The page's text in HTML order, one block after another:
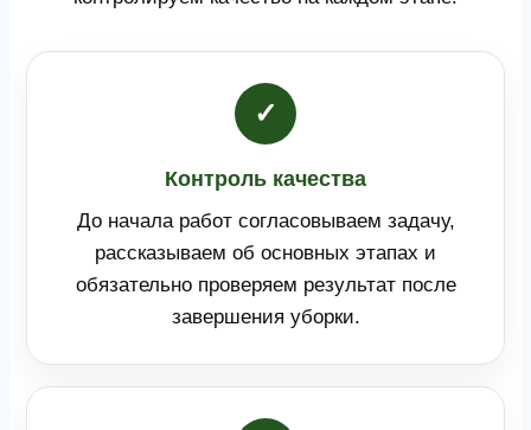
✓
Контроль качества
До начала работ согласовываем задачу,
рассказываем об основных этапах и
обязательно проверяем результат после
завершения уборки.